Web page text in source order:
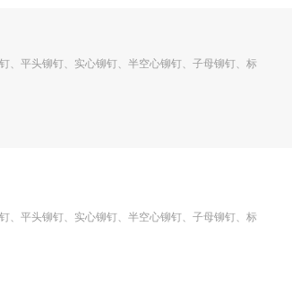
、平头铆钉、实心铆钉、半空心铆钉、子母铆钉、标
、平头铆钉、实心铆钉、半空心铆钉、子母铆钉、标